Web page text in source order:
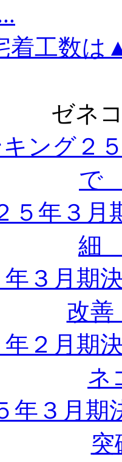
着工数
ゼネ
キング
で
５年３
細
３月期
改
２月期
ネ
年３月期